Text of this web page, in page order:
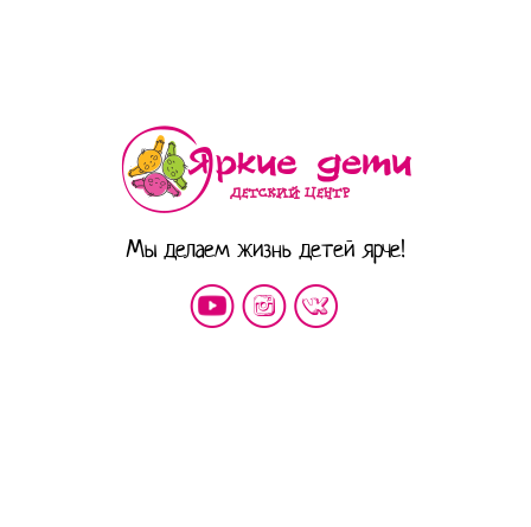
Мы делаем жизнь детей ярче!